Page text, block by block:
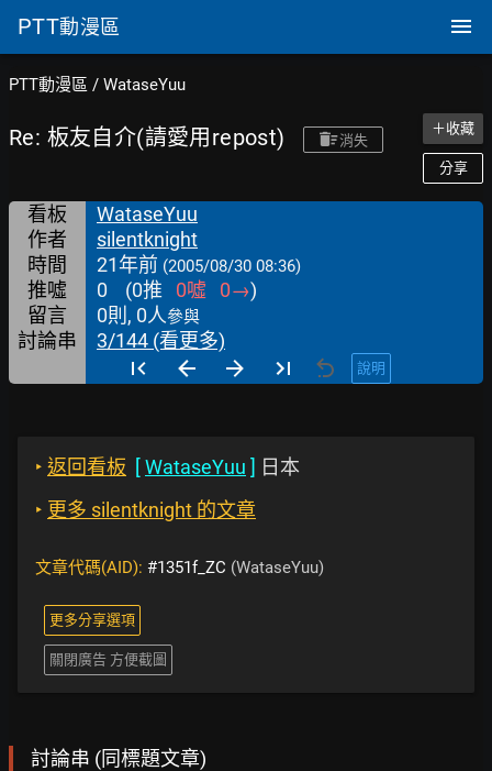
PTT動漫區
PTT動漫區 / WataseYuu
Re: 板友自介(請愛用repost) 消失
＋收藏
分享
看板
WataseYuu
作者
silentknight
時間
21年前 (2005/08/30 08:36)
推噓 0 (0推 0噓 0→)
留言
0則, 0人參與
討論串 3/144 (看更多)
說明
‣ 返回看板 [WataseYuu ] 日本
‣ 更多 silentknight 的文章
文章代碼(AID): #1351f_ZC (WataseYuu)
更多分享選項
關閉廣告 方便截圖
討論串 (同標題文章)